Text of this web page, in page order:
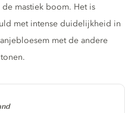
mastiek boom. Het is
met intense duidelijkheid in
met de andere